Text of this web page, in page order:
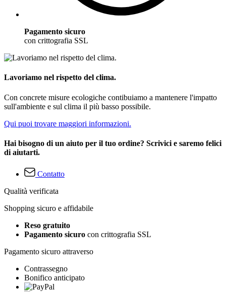
Pagamento sicuro
con crittografia SSL
Lavoriamo nel rispetto del clima.
Con concrete misure ecologiche contibuiamo a mantenere l'impatto
sull'ambiente e sul clima il più basso possibile.
Qui puoi trovare maggiori informazioni.
Hai bisogno di un aiuto per il tuo ordine? Scrivici e saremo felici
di aiutarti.
Contatto
Qualità verificata
Shopping sicuro e affidabile
Reso gratuito
Pagamento sicuro con crittografia SSL
Pagamento sicuro attraverso
Contrassegno
Bonifico anticipato